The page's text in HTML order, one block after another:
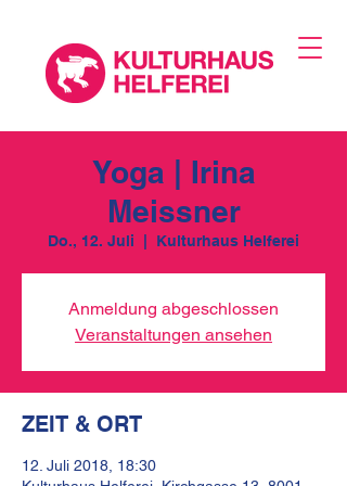
Yoga | Irina
Meissner
Do., 12. Juli Kulturhaus Helferei
Anmeldung abgeschlossen
Veranstaltungen ansehen
ZEIT & ORT
12. Juli 2018, 18:30